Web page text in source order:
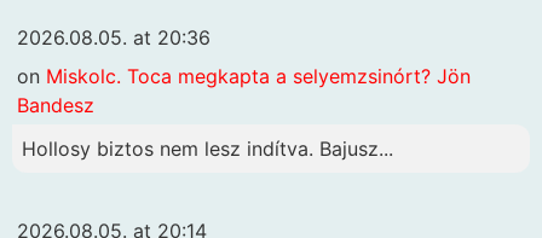
2026.08.05. at 20:36
on Miskolc. Toca megkapta a selyemzsinórt? Jön
Bandesz
Hollosy biztos nem lesz indítva. Bajusz...
2026.08.05. at 20:14